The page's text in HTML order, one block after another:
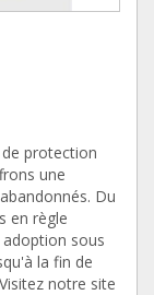
protection
une
Du
en règle
sous
la fin de
notre site